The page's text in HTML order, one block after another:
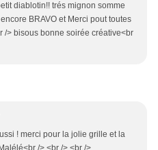
diablotin!! trés mignon somme
BRAVO et Merci pout toutes
/> bisous bonne soirée créative<br
! merci pour la jolie grille et la
/> <br /> <br />